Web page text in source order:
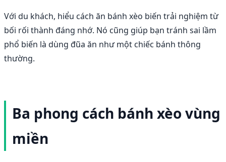
Với du khách, hiểu cách ăn bánh xèo biến trải nghiệm từ
bối rối thành đáng nhớ. Nó cũng giúp bạn tránh sai lầm
phổ biến là dùng đũa ăn như một chiếc bánh thông
thường.
Ba phong cách bánh xèo vùng
miền